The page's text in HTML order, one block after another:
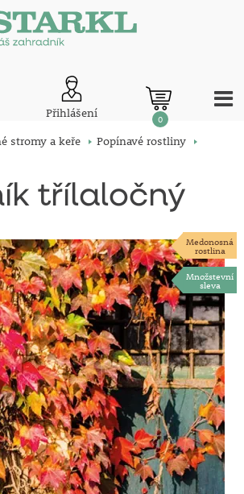
Přihlášení 0
stromy a keře
Popínavé rostliny
třílaločný
Medonosná
rostlina
Množstevní
sleva